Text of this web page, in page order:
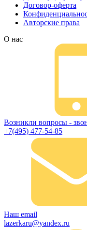
Договор-оферта
Авторские права
О нас
Возникли вопросы -
+7(495) 477-54-85
Наш email
lazerkaru@yandex.ru